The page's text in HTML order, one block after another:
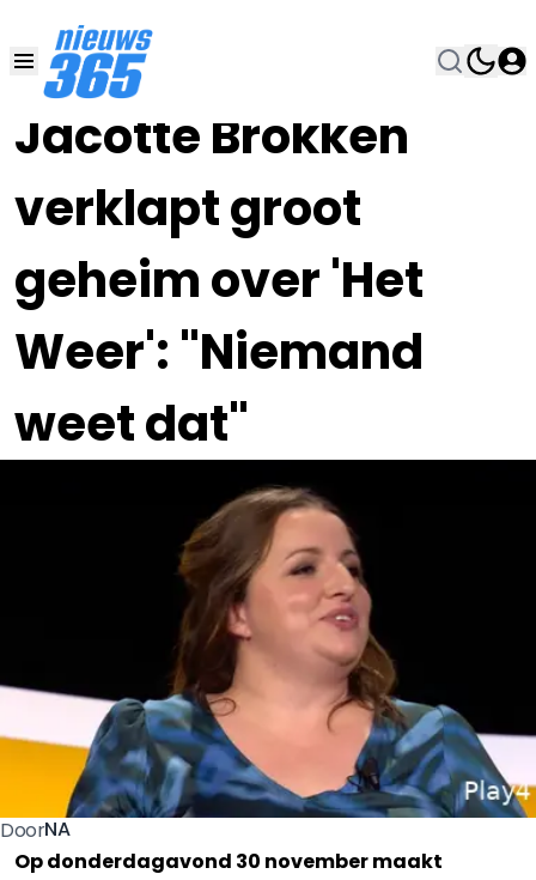
Jacotte Brokken
verklapt groot
geheim over 'Het
Weer': "Niemand
weet dat"
30 NOV 2023, 16:00
DoorNA
Op donderdagavond 30 november maakt